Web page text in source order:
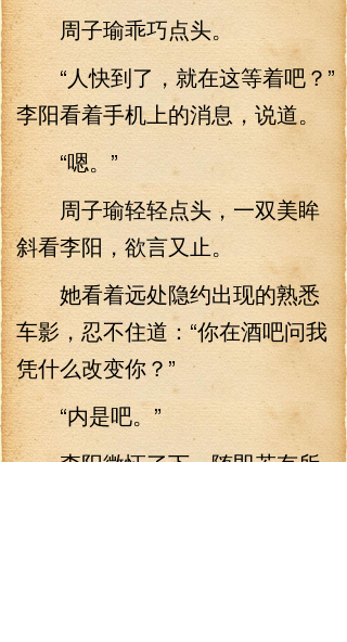
周子瑜乖巧点头。
“人快到了，就在这等着吧？”
李阳看着手机上的消息，说道。
“嗯。”
周子瑜轻轻点头，一双美眸
斜看李阳，欲言又止。
她看着远处隐约出现的熟悉
车影，忍不住道：“你在酒吧问我
凭什么改变你？”
“内是吧。”
李阳微怔了下，随即若有所